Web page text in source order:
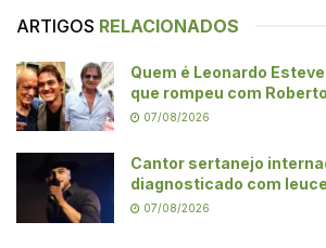
ARTIGOS RELACIONADOS
Quem é Leonardo
que rompeu com
07/08/2026
Cantor sertanejo
diagnosticado com
07/08/2026